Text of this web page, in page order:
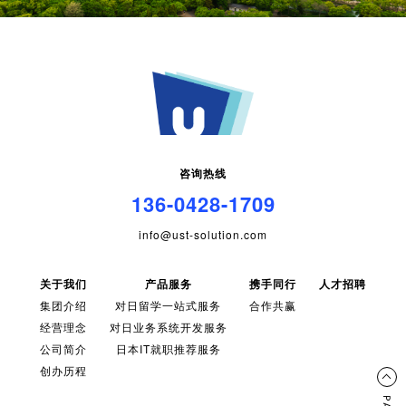
咨询热线
136-0428-1709
info@ust-solution.com
关于我们
集团介绍
经营理念
公司简介
创办历程
产品服务
对日留学一站式服务
对日业务系统开发服务
日本IT就职推荐服务
携手同行
合作共赢
人才招聘